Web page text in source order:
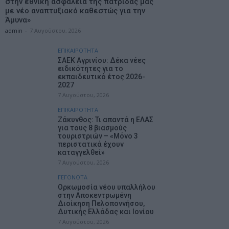
με νέο αναπτυξιακό καθεστώς για την
Άμυνα»
admin 7 Αυγούστου, 2026
ΕΠΙΚΑΙΡΟΤΗΤΑ
ΣΑΕΚ Αγρινίου: Δέκα νέες
ειδικότητες για το
εκπαιδευτικό έτος 2026-
2027
7 Αυγούστου, 2026
ΕΠΙΚΑΙΡΟΤΗΤΑ
Ζάκυνθος: Τι απαντά η ΕΛΑΣ
για τους 8 βιασμούς
τουριστριών – «Μόνο 3
περιστατικά έχουν
καταγγελθεί»
7 Αυγούστου, 2026
ΓΕΓΟΝΟΤΑ
Ορκωμοσία νέου υπαλλήλου
στην Αποκεντρωμένη
Διοίκηση Πελοποννήσου,
Δυτικής Ελλάδας και Ιονίου
7 Αυγούστου, 2026